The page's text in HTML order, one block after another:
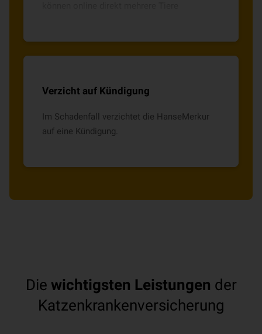
Verzicht auf Kündigung
Im Schadenfall verzichtet die HanseMerkur
auf eine Kündigung.
Die wichtigsten Leistungen der
Katzenkrankenversicherung